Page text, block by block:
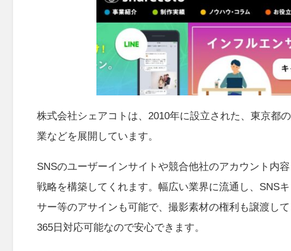
株式会社シェアコトは、2010年に設立された、東京都
業などを展開しています。
SNSのユーザーインサイトや競合他社のアカウント内
戦略を構築してくれます。幅広い業界に流通し、SNS
サー等のアサインも可能で、撮影素材の権利も譲渡し
365日対応可能なので安心できます。